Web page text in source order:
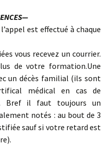
est effectué à chaque
vous recevez un courrier.
de votre formation.Une
un décès familial (ils sont
médical en cas de
Bref il faut toujours un
notés : au bout de 3
sauf si votre retard est